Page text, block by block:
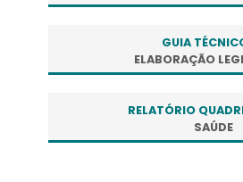
GUIA
ELABORAÇÃO
RELATÓRIO
SAÚDE